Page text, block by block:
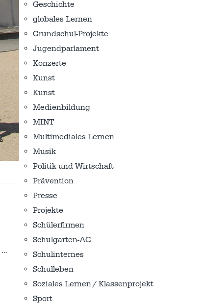
…
Geschichte
globales Lernen
Grundschul-Projekte
Jugendparlament
Konzerte
Kunst
Kunst
Medienbildung
MINT
Multimediales Lernen
Musik
Politik und Wirtschaft
Prävention
Presse
Projekte
Schülerfirmen
Schulgarten-AG
Schulinternes
Schulleben
Soziales Lernen / Klassenprojekt
Sport